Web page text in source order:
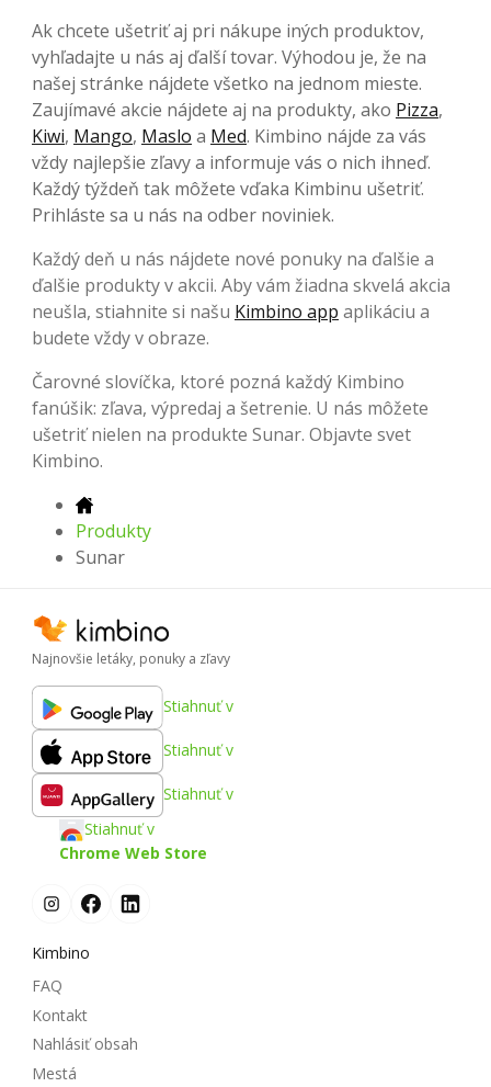
Ak chcete ušetriť aj pri nákupe iných produktov,
vyhľadajte u nás aj ďalší tovar. Výhodou je, že na
našej stránke nájdete všetko na jednom mieste.
Zaujímavé akcie nájdete aj na produkty, ako Pizza,
Kiwi, Mango, Maslo a Med. Kimbino nájde za vás
vždy najlepšie zľavy a informuje vás o nich ihneď.
Každý týždeň tak môžete vďaka Kimbinu ušetriť.
Prihláste sa u nás na odber noviniek.
Každý deň u nás nájdete nové ponuky na ďalšie a
ďalšie produkty v akcii. Aby vám žiadna skvelá akcia
neušla, stiahnite si našu Kimbino app aplikáciu a
budete vždy v obraze.
Čarovné slovíčka, ktoré pozná každý Kimbino
fanúšik: zľava, výpredaj a šetrenie. U nás môžete
ušetriť nielen na produkte Sunar. Objavte svet
Kimbino.
Produkty
Sunar
Najnovšie letáky, ponuky a zľavy
Stiahnuť v
Stiahnuť v
Stiahnuť v
Stiahnuť v
Chrome Web Store
Kimbino
FAQ
Kontakt
Nahlásiť obsah
Mestá